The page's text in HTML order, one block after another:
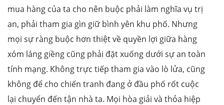
mua hàng của ta cho nên buộc phải làm nghĩa vụ trị
an, phải tham gia gìn giữ bình yên khu phố. Nhưng
mọi sự ràng buộc hơn thiệt về quyền lợi giữa hàng
xóm láng giềng cũng phải đặt xuống dưới sự an toàn
tính mạng. Không trực tiếp tham gia vào lò lửa, cũng
không để cho chiến tranh đang ở đầu phố rốt cuộc
lại chuyển đến tận nhà ta. Mọi hòa giải và thỏa hiệp